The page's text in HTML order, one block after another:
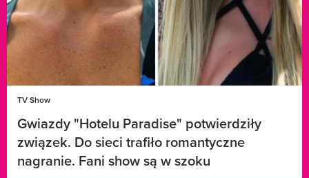
TV Show
Gwiazdy "Hotelu Paradise" potwierdziły
związek. Do sieci trafiło romantyczne
nagranie. Fani show są w szoku